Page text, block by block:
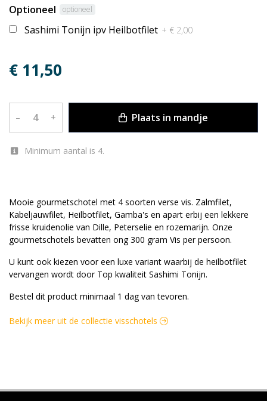
Mooie gourmetschotel met 4 soorten verse vis. Zalmfilet,
Kabeljauwfilet, Heilbotfilet, Gamba's en apart erbij een lekkere
frisse kruidenolie van Dille, Peterselie en rozemarijn. Onze
gourmetschotels bevatten ong 300 gram Vis per persoon.
U kunt ook kiezen voor een luxe variant waarbij de heilbotfilet
vervangen wordt door Top kwaliteit Sashimi Tonijn.
Bestel dit product minimaal 1 dag van tevoren.
Optioneel optioneel
Sashimi Tonijn ipv Heilbotfilet + € 2,00
€ 11,50
– + Plaats in mandje
Minimum aantal is 4.
Bekijk meer uit de collectie visschotels